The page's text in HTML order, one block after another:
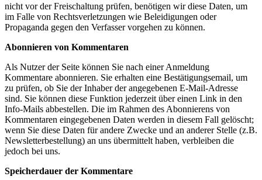
nicht vor der Freischaltung prüfen, benötigen wir diese Daten, um
im Falle von Rechtsverletzungen wie Beleidigungen oder
Propaganda gegen den Verfasser vorgehen zu können.
Abonnieren von Kommentaren
Als Nutzer der Seite können Sie nach einer Anmeldung
Kommentare abonnieren. Sie erhalten eine Bestätigungsemail, um
zu prüfen, ob Sie der Inhaber der angegebenen E-Mail-Adresse
sind. Sie können diese Funktion jederzeit über einen Link in den
Info-Mails abbestellen. Die im Rahmen des Abonnierens von
Kommentaren eingegebenen Daten werden in diesem Fall gelöscht;
wenn Sie diese Daten für andere Zwecke und an anderer Stelle (z.B.
Newsletterbestellung) an uns übermittelt haben, verbleiben die
jedoch bei uns.
Speicherdauer der Kommentare